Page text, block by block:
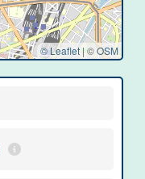
© Leaflet |©OSM